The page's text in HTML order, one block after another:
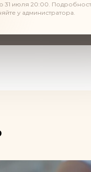
31 июля 20:00.
у администратора.